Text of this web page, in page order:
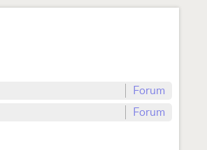
Forum
Forum